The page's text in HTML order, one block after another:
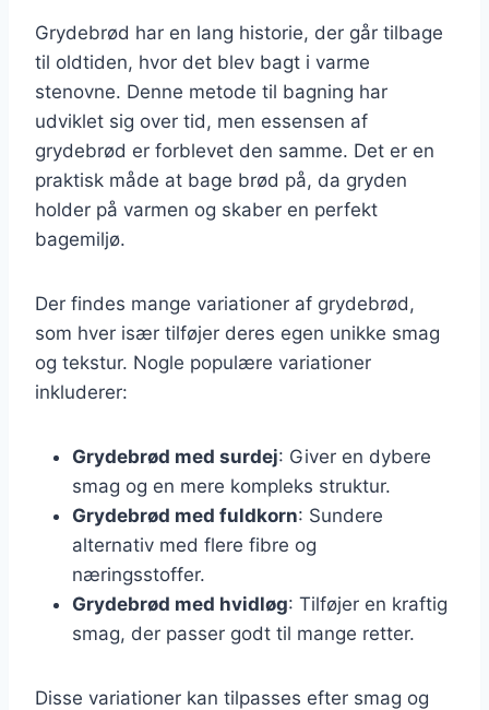
Grydebrød har en lang historie, der går tilbage
til oldtiden, hvor det blev bagt i varme
stenovne. Denne metode til bagning har
udviklet sig over tid, men essensen af
grydebrød er forblevet den samme. Det er en
praktisk måde at bage brød på, da gryden
holder på varmen og skaber en perfekt
bagemiljø.
Der findes mange variationer af grydebrød,
som hver især tilføjer deres egen unikke smag
og tekstur. Nogle populære variationer
inkluderer:
Grydebrød med surdej: Giver en dybere
smag og en mere kompleks struktur.
Grydebrød med fuldkorn: Sundere
alternativ med flere fibre og
næringsstoffer.
Grydebrød med hvidløg: Tilføjer en kraftig
smag, der passer godt til mange retter.
Disse variationer kan tilpasses efter smag og